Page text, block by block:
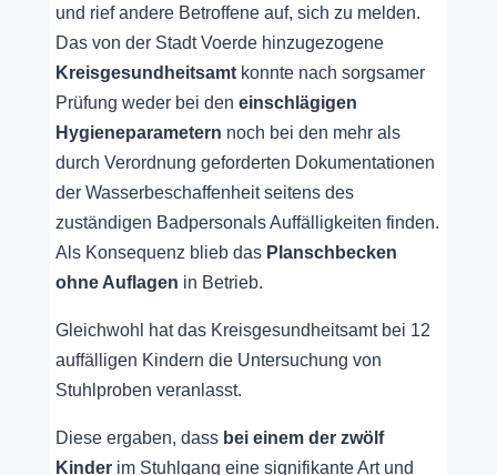
und rief andere Betroffene auf, sich zu melden.
Das von der Stadt Voerde hinzugezogene
Kreisgesundheitsamt konnte nach sorgsamer
Prüfung weder bei den einschlägigen
Hygieneparametern noch bei den mehr als
durch Verordnung geforderten Dokumentationen
der Wasserbeschaffenheit seitens des
zuständigen Badpersonals Auffälligkeiten finden.
Als Konsequenz blieb das Planschbecken
ohne Auflagen in Betrieb.
Gleichwohl hat das Kreisgesundheitsamt bei 12
auffälligen Kindern die Untersuchung von
Stuhlproben veranlasst.
Diese ergaben, dass bei einem der zwölf
Kinder im Stuhlgang eine signifikante Art und